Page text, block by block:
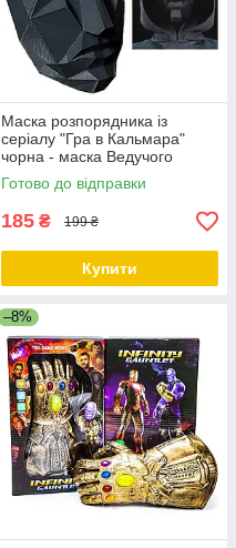
Маска розпорядника із
серіалу "Гра в Кальмара"
чорна - маска Ведучого
(Босса)
Готово до відправки
185 ₴ 199 ₴
Купити
–8%